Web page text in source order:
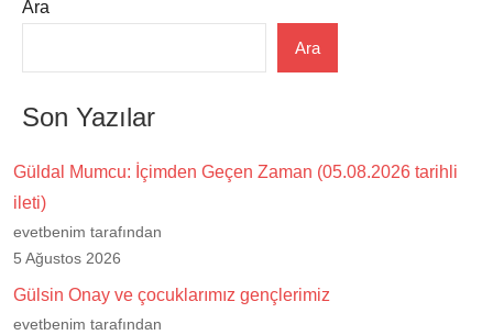
Ara
Ara
Son Yazılar
Güldal Mumcu: İçimden Geçen Zaman (05.08.2026 tarihli
ileti)
evetbenim tarafından
5 Ağustos 2026
Gülsin Onay ve çocuklarımız gençlerimiz
evetbenim tarafından